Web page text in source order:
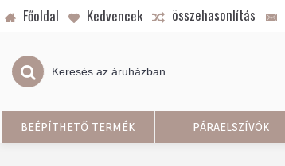
Főoldal Kedvencek összehasonlítás
BEÉPÍTHETŐ TERMÉK PÁRAELSZÍVÓK